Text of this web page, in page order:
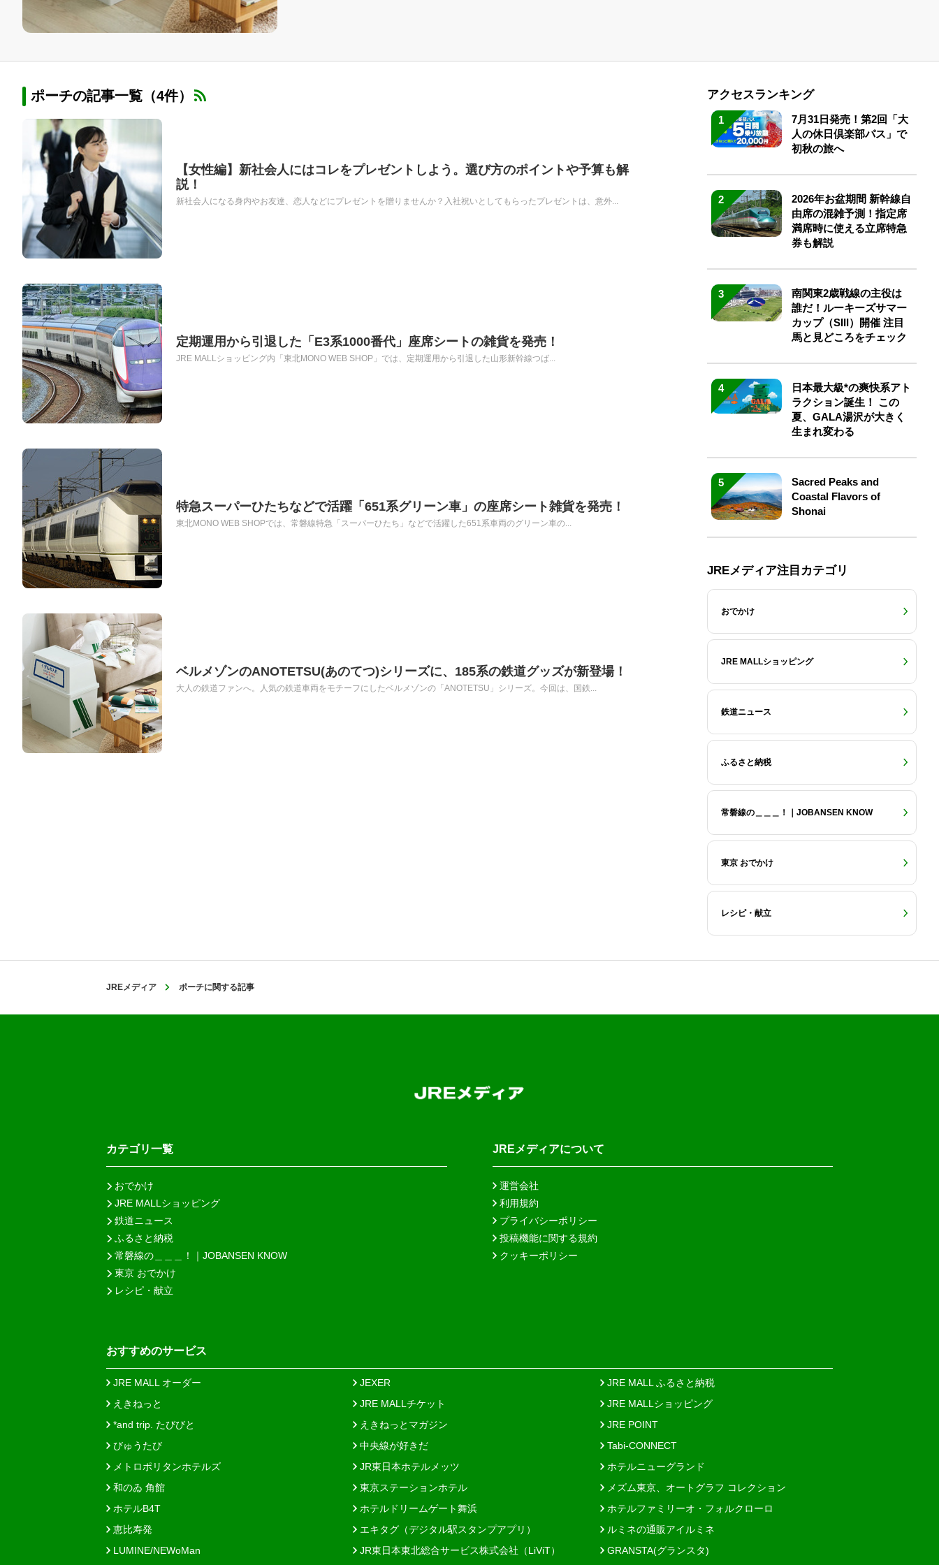
ポーチの記事一覧（4件）
【女性編】新社会人にはコレをプレゼントしよう。選び方のポイントや予算も解
説！
新社会人になる身内やお友達、恋人などにプレゼントを贈りませんか？入社祝いとしてもらったプレゼントは、意外...
定期運用から引退した「E3系1000番代」座席シートの雑貨を発売！
JRE MALLショッピング内「東北MONO WEB SHOP」では、定期運用から引退した山形新幹線つば...
特急スーパーひたちなどで活躍「651系グリーン車」の座席シート雑貨を発売！
東北MONO WEB SHOPでは、常磐線特急「スーパーひたち」などで活躍した651系車両のグリーン車の...
ベルメゾンのANOTETSU(あのてつ)シリーズに、185系の鉄道グッズが新登場！
大人の鉄道ファンへ。人気の鉄道車両をモチーフにしたベルメゾンの「ANOTETSU」シリーズ。今回は、国鉄...
アクセスランキング
1
7月31日発売！第2回「大
人の休日倶楽部パス」で
初秋の旅へ
2
2026年お盆期間 新幹線自
由席の混雑予測！指定席
満席時に使える立席特急
券も解説
3
南関東2歳戦線の主役は
誰だ！ルーキーズサマー
カップ（SIII）開催 注目
馬と見どころをチェック
4
日本最大級*の爽快系アト
ラクション誕生！ この
夏、GALA湯沢が大きく
生まれ変わる
5
Sacred Peaks and
Coastal Flavors of
Shonai
JREメディア注目カテゴリ
おでかけ
JRE MALLショッピング
鉄道ニュース
ふるさと納税
常磐線の＿＿＿！｜JOBANSEN KNOW
東京 おでかけ
レシピ・献立
JREメディア ポーチに関する記事
カテゴリ一覧
おでかけ
JRE MALLショッピング
鉄道ニュース
ふるさと納税
常磐線の＿＿＿！｜JOBANSEN KNOW
東京 おでかけ
レシピ・献立
JREメディアについて
運営会社
利用規約
プライバシーポリシー
投稿機能に関する規約
クッキーポリシー
おすすめのサービス
JRE MALL オーダー JEXER
JRE MALL ふるさと納税
えきねっと
JRE MALLチケット
JRE MALLショッピング
*and trip. たびびと
えきねっとマガジン
JRE POINT
びゅうたび
中央線が好きだ
Tabi-CONNECT
メトロポリタンホテルズ
JR東日本ホテルメッツ
ホテルニューグランド
和のゐ 角館
東京ステーションホテル
メズム東京、オートグラフ コレクション
ホテルB4T
ホテルドリームゲート舞浜
ホテルファミリーオ・フォルクローロ
恵比寿発
エキタグ（デジタル駅スタンプアプリ）
ルミネの通販アイルミネ
LUMINE/NEWoMan
JR東日本東北総合サービス株式会社（LiViT） GRANSTA(グランスタ)